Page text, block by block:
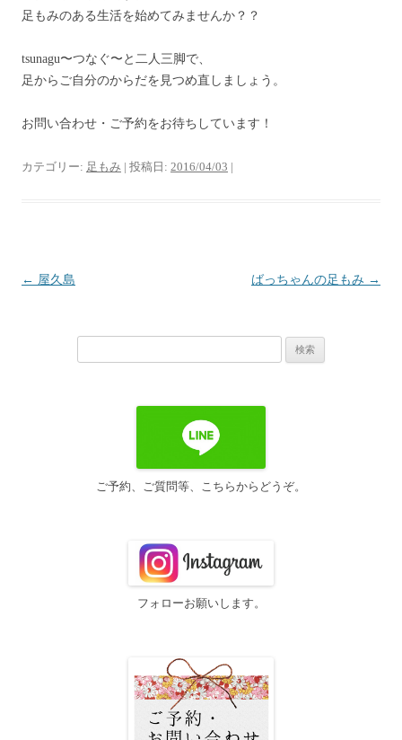
足もみのある生活を始めてみませんか？？
tsunagu〜つなぐ〜と二人三脚で、
足からご自分のからだを見つめ直しましょう。
お問い合わせ・ご予約をお待ちしています！
カテゴリー: 足もみ | 投稿日: 2016/04/03 |
投
← 屋久島 ばっちゃんの足もみ →
ご予約、ご質問等、こちらからどうぞ。
フォローお願いします。